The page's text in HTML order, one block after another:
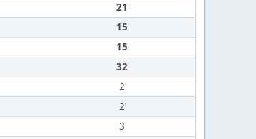
21
15
15
32
2
2
3